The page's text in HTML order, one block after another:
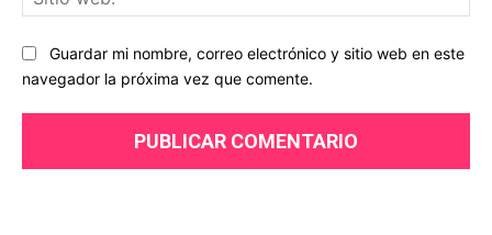
Guardar mi nombre, correo electrónico y sitio web en este
navegador la próxima vez que comente.